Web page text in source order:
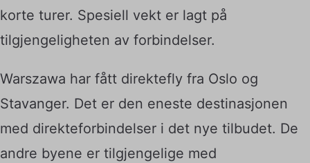
korte turer. Spesiell vekt er lagt på
tilgjengeligheten av forbindelser.
Warszawa har fått direktefly fra Oslo og
Stavanger. Det er den eneste destinasjonen
med direkteforbindelser i det nye tilbudet. De
andre byene er tilgjengelige med